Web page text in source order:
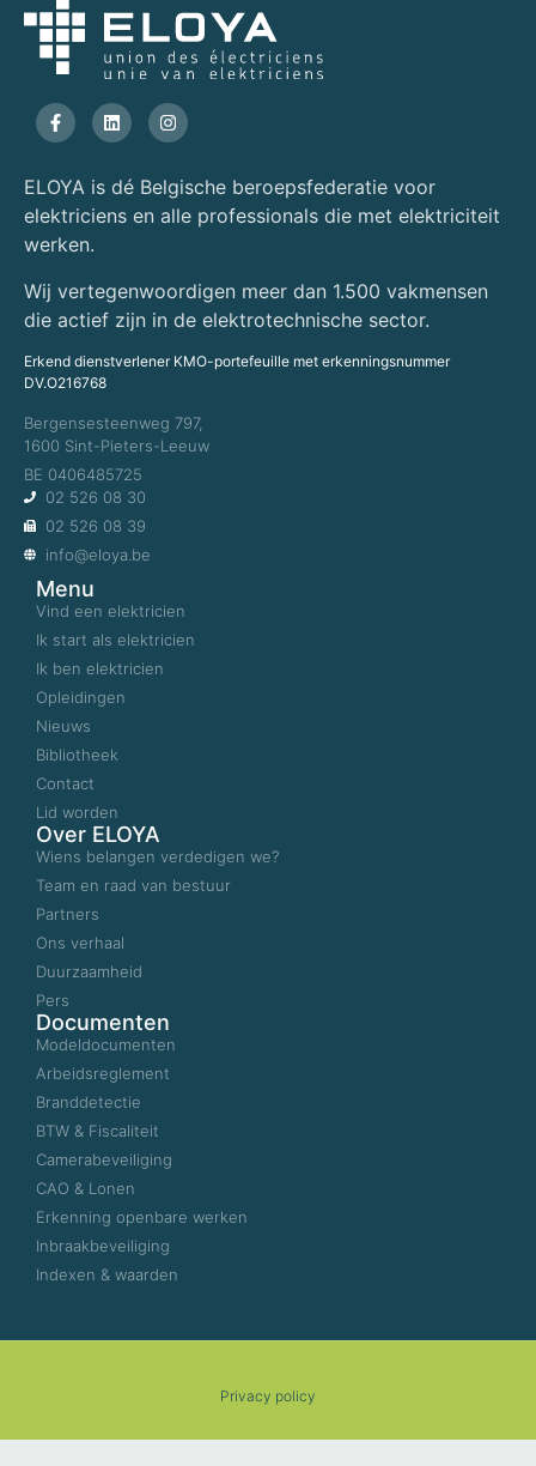
ELOYA is dé Belgische beroepsfederatie voor
elektriciens en alle professionals die met elektriciteit
werken.
Wij vertegenwoordigen meer dan 1.500 vakmensen
die actief zijn in de elektrotechnische sector.
Erkend dienstverlener KMO-portefeuille met erkenningsnummer
DV.O216768
Bergensesteenweg 797,
1600 Sint-Pieters-Leeuw
BE 0406485725
02 526 08 30
02 526 08 39
info@eloya.be
Menu
Vind een elektricien
Ik start als elektricien
Ik ben elektricien
Opleidingen
Nieuws
Bibliotheek
Contact
Lid worden
Over ELOYA
Wiens belangen verdedigen we?
Team en raad van bestuur
Partners
Ons verhaal
Duurzaamheid
Pers
Documenten
Modeldocumenten
Arbeidsreglement
Branddetectie
BTW & Fiscaliteit
Camerabeveiliging
CAO & Lonen
Erkenning openbare werken
Inbraakbeveiliging
Indexen & waarden
Privacy policy